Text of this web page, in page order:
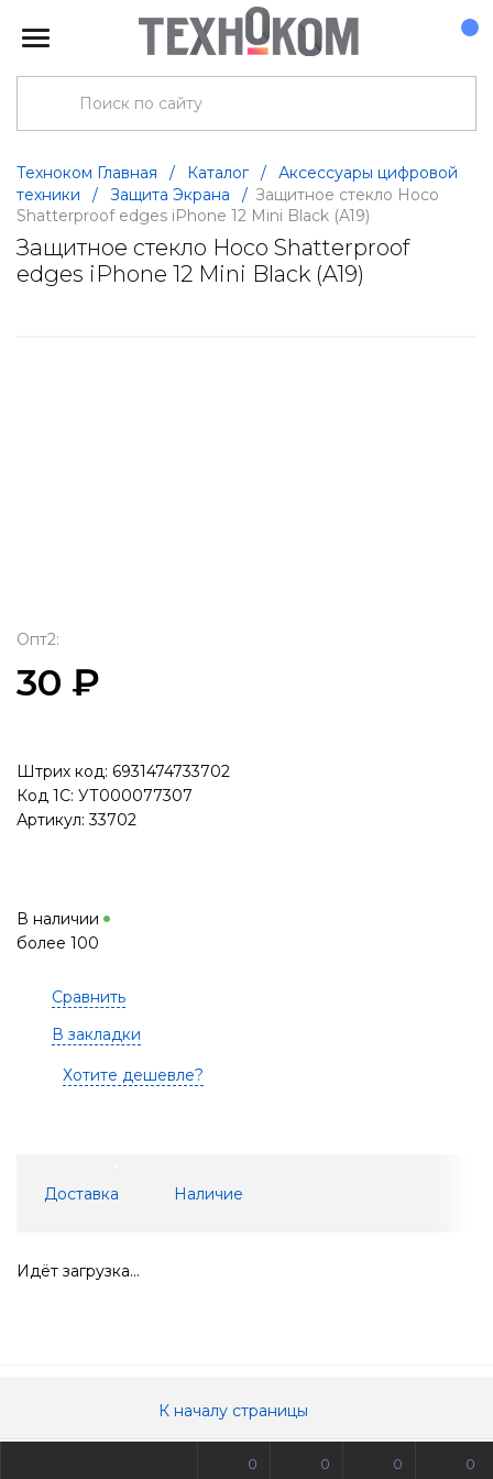
0 0 0 0
Техноком Главная / Каталог /
Аксессуары цифровой
техники
/ Защита Экрана / Защитное стекло Hoco
Shatterproof edges iPhone 12 Mini Black (A19)
Защитное стекло Hoco Shatterproof
edges iPhone 12 Mini Black (A19)
Опт2:
30 ₽
Штрих код: 6931474733702
Код 1С: УТ000077307
Артикул: 33702
В наличии
более 100
Сравнить
В закладки
Хотите дешевле?
Доставка Наличие
Идёт загрузка...
К началу страницы
© Все права защищены. Информация сайта защищена законом об авторских правах.